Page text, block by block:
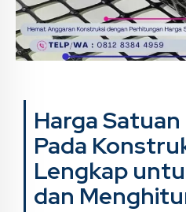
Harga
Pada
Lengkap
dan